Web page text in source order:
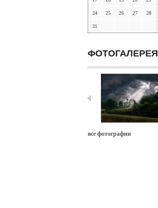
24 25 26 27 28
31
ФОТОГАЛЕРЕЯ
все фотографии